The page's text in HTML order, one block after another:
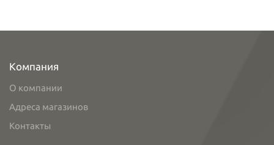
Компания
О компании
Адреса магазинов
Контакты